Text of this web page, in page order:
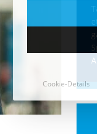
Weil die
wurden die